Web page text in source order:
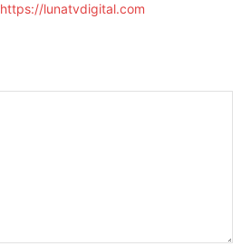
https://lunatvdigital.com